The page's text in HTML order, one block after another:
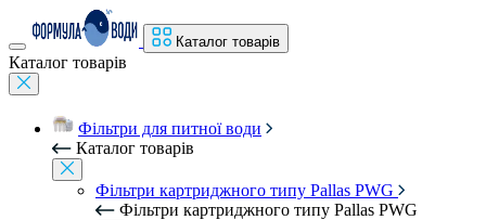
Каталог товарів
Каталог товарів
Фільтри для питної води
Каталог товарів
Фільтри картриджного типу Pallas PWG
Фільтри картриджного типу Pallas PWG